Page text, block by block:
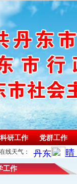
科研工作 党群工作
在线天气：
工作